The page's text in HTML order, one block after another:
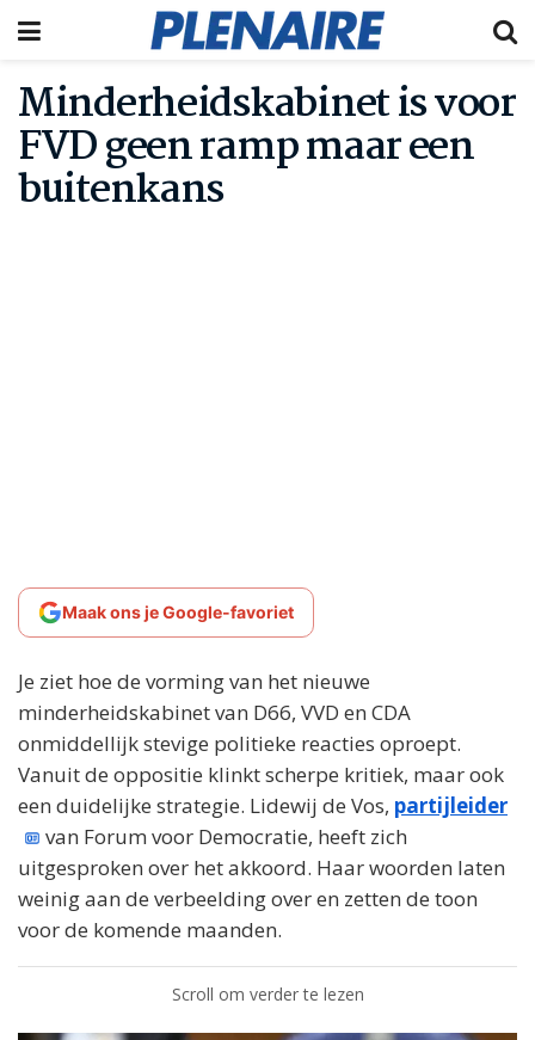
Minderheidskabinet is voor
FVD geen ramp maar een
buitenkans
Maak ons je Google-favoriet
Je ziet hoe de vorming van het nieuwe
minderheidskabinet van D66, VVD en CDA
onmiddellijk stevige politieke reacties oproept.
Vanuit de oppositie klinkt scherpe kritiek, maar ook
een duidelijke strategie. Lidewij de Vos, partijleider
van Forum voor Democratie, heeft zich
uitgesproken over het akkoord. Haar woorden laten
weinig aan de verbeelding over en zetten de toon
voor de komende maanden.
Scroll om verder te lezen